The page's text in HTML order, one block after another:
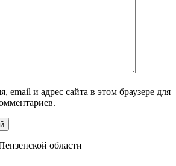
email и адрес сайта в этом браузере для
области